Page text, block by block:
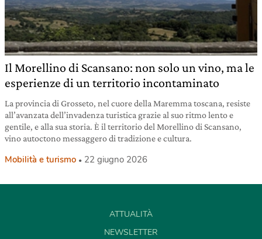
Il Morellino di Scansano: non solo un vino, ma le
esperienze di un territorio incontaminato
La provincia di Grosseto, nel cuore della Maremma toscana, resiste
all’avanzata dell’invadenza turistica grazie al suo ritmo lento e
gentile, e alla sua storia. È il territorio del Morellino di Scansano,
vino autoctono messaggero di tradizione e cultura.
Mobilità e turismo 22 giugno 2026
ATTUALITÀ
NEWSLETTER